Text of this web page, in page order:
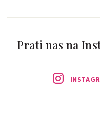
Prati nas na